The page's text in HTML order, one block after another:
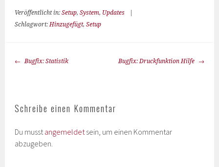
Veröffentlicht in:Setup,System, Updates
Schlagwort:Hinzugefügt,Setup
Bugfix: Statistik Bugfix: Druckfunktion Hilfe
Schreibe einen Kommentar
Du musst angemeldet sein, um einen Kommentar
abzugeben.